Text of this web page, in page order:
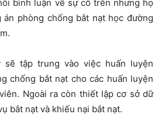
bình luận về sự cố trên nhưng họ
phòng chống bắt nạt học đường
sẽ tập trung vào việc huấn luyện
chống bắt nạt cho các huấn luyện
Ngoài ra còn thiết lập cơ sở dữ
bắt nạt và khiếu nại bắt nạt.